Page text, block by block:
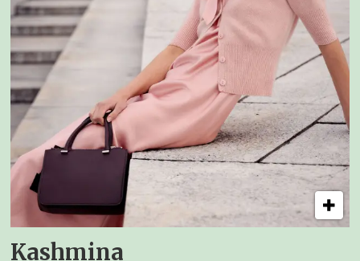
Kashmina